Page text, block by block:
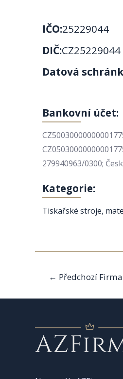
IČO:25229044
DIČ:CZ25229044
Datová
Bankovní účet:
279940963/0300;
Kategorie:
Tiskařské stroje,
Navigace
pro
příspěvek
← Předchozí Firma